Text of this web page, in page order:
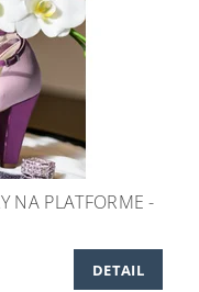
NA PLATFORME -
DETAIL